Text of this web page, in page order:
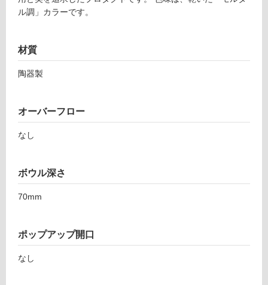
イ
屋
内
ル調」カラーです。
材質
陶器製
オーバーフロー
なし
ボウル深さ
70mm
ポップアップ開口
なし